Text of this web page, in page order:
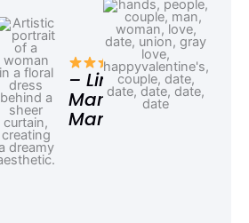
– Linda,
Marketing
Manager